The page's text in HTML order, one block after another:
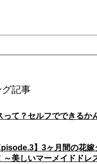
グ記事
って？セルフでできるか
】3ヶ月間の花嫁
～美しいマーメイドドレ